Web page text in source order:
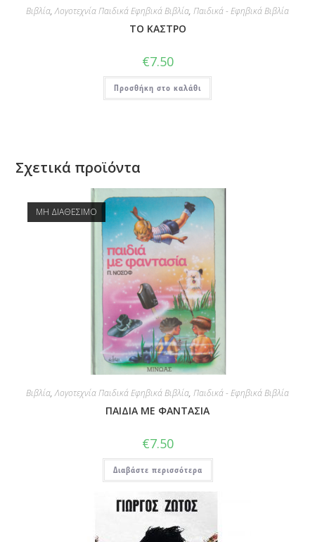
Βιβλία,Λογοτεχνία Παιδικά Εφηβικά Βιβλία, Παιδικά - Εφηβικά Βιβλία
ΤΟ ΚΑΣΤΡΟ
€7.50
Προσθήκη στο καλάθι
Σχετικά προϊόντα
ΜΗ ΔΙΑΘΕΣΙΜΟ
Βιβλία,Λογοτεχνία Παιδικά Εφηβικά Βιβλία, Παιδικά - Εφηβικά Βιβλία
ΠΑΙΔΙΑ ΜΕ ΦΑΝΤΑΣΙΑ
€7.50
Διαβάστε περισσότερα